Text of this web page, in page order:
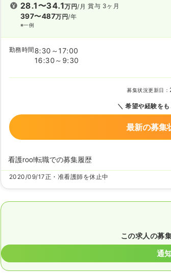
28.1〜34.1万円/月
397〜487万円/年
※一例
賞与 3ヶ月
勤務時間 8:30～17:00
16:30～9:30
募集状況更新日：
希望や経験を
最新の募集
看護roo!転職での募集履歴
2020/09/17正・准看護師を休止中
この求人の募
通